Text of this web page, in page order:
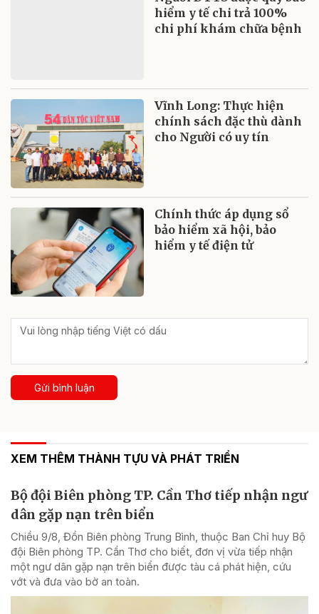
hiểm y tế chi trả 100%
chi phí khám chữa bệnh
Vĩnh Long: Thực hiện
chính sách đặc thù dành
cho Người có uy tín
Chính thức áp dụng sổ
bảo hiểm xã hội, bảo
hiểm y tế điện tử
Gửi bình luận
XEM THÊM THÀNH TỰU VÀ PHÁT TRIỂN
Bộ đội Biên phòng TP. Cần Thơ tiếp nhận ngư
dân gặp nạn trên biển
Chiều 9/8, Đồn Biên phòng Trung Bình, thuộc Ban Chỉ huy Bộ
đội Biên phòng TP. Cần Thơ cho biết, đơn vị vừa tiếp nhận
một ngư dân gặp nạn trên biển được tàu cá phát hiện, cứu
vớt và đưa vào bờ an toàn.